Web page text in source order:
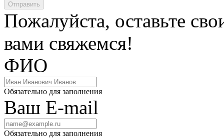
Отправить
Пожалуйста, оставьте
вами свяжемся!
ФИО
Обязательно для заполнения
Ваш E-mail
Обязательно для заполнения